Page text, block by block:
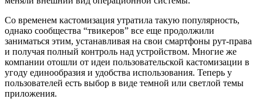
Со временем кастомизация утратила такую популярность,
однако сообщества “твикеров” все еще продолжили
заниматься этим, устанавливая на свои смартфоны рут-права
и получая полный контроль над устройством. Многие же
компании отошли от идеи пользовательской кастомизации в
угоду единообразия и удобства использования. Теперь у
пользователей есть выбор в виде темной или светлой темы
приложения.